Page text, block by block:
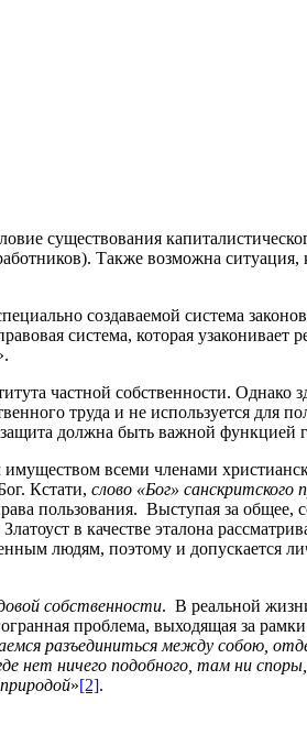
существования
Также возможна ситуация,
создаваемой система
система, которая узаконивает
частной собственности. Однако
труда и не используется для
должна быть важной функцией
имуществом всеми членами
Кстати, слово «Бог» санскритского
пользования. Выступая за общее,
в качестве эталона
людям, поэтому и допускается
собственности. В реальной
проблема, выходящая за
разъединиться между собою,
нет ничего подобного, там ни
»[2].